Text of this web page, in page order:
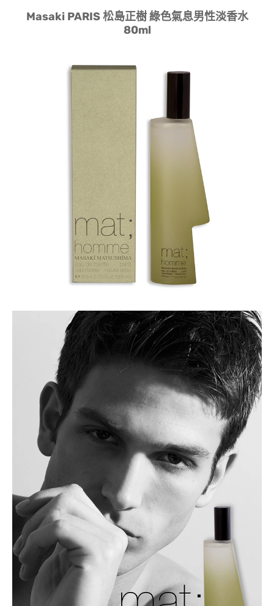
Masaki PARIS 松島正樹 綠色氣息男性淡香水
80ml